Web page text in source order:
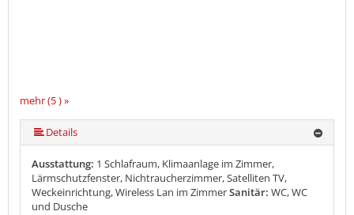
mehr (5 ) »
mehr (5 ) »
Details
Ausstattung: 1 Schlafraum, Klimaanlage im Zimmer,
Lärmschutzfenster, Nichtraucherzimmer, Satelliten TV,
Weckeinrichtung, Wireless Lan im ZimmerSanitär: WC, WC
und Dusche